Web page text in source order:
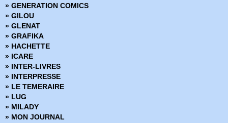
› Mandrake - Mondes mysterieux - 79
› Mandrake - Mondes mysterieux - 80
› Mandrake - Mondes mysterieux - 81
› Mandrake - Mondes mysterieux - 82
› Mandrake - Mondes mysterieux - 83
› Mandrake - Mondes mysterieux - 84
› Mandrake - Mondes mysterieux - 85
› Mandrake - Mondes mysterieux - 86
› Mandrake - Mondes mysterieux - 87
› Mandrake - Mondes mysterieux - 88
› Mandrake - Mondes mysterieux - 89
› Mandrake - Mondes mysterieux - 90
» GENERATION COMICS
» GILOU
» GLENAT
» GRAFIKA
» HACHETTE
» ICARE
» INTER-LIVRES
» INTERPRESSE
» LE TEMERAIRE
» LUG
» MILADY
» MON JOURNAL